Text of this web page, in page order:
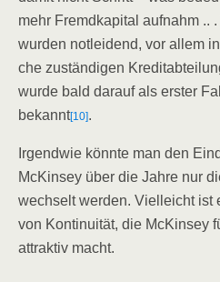
mehr Fremd­ka­pi­tal auf­nahm ..
wur­den not­lei­dend, vor allem
che zustän­di­gen
wur­de bald dar­auf als ers­ter
bekannt[10].
Irgend­wie könn­te man den
McK­in­sey über die Jah­re nur
wech­selt wer­den. Viel­leicht ist
von Kon­ti­nui­tät, die McK­in­sey
attrak­tiv macht.